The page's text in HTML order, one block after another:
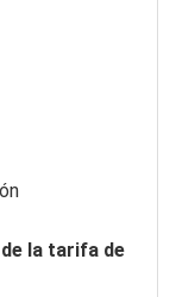
la tarifa de